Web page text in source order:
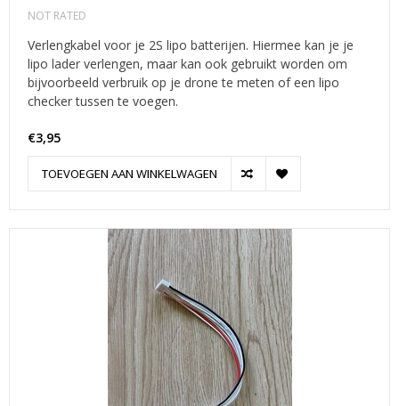
NOT RATED
Verlengkabel voor je 2S lipo batterijen. Hiermee kan je je
lipo lader verlengen, maar kan ook gebruikt worden om
bijvoorbeeld verbruik op je drone te meten of een lipo
checker tussen te voegen.
€3,95
TOEVOEGEN AAN WINKELWAGEN